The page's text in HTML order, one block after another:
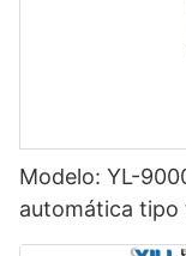
Modelo: YL-
automática tipo